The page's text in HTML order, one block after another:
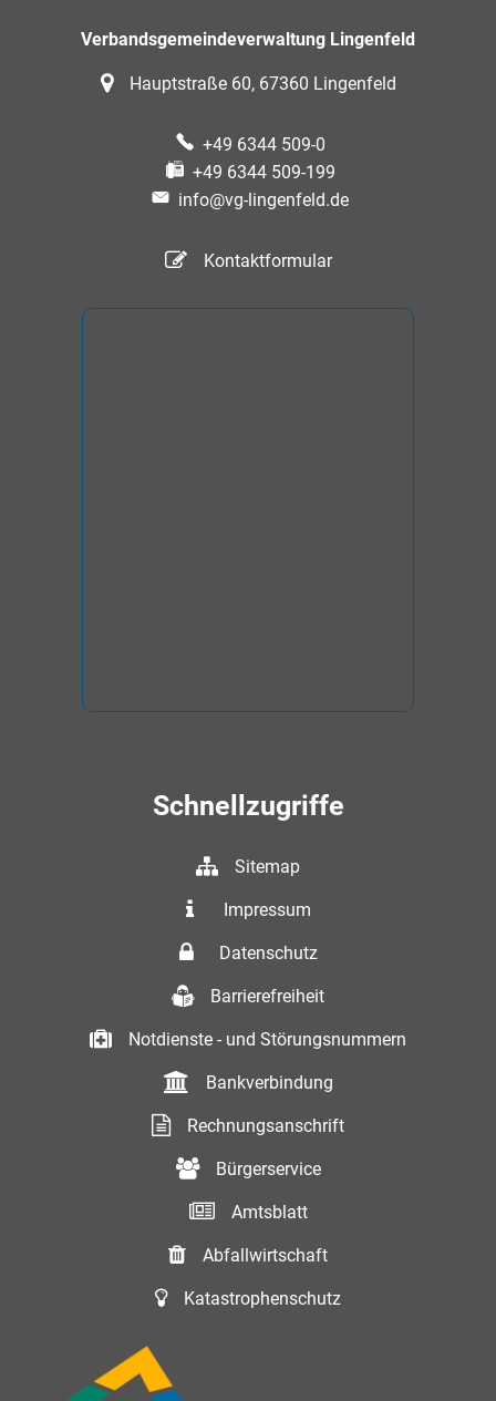
Verbandsgemeindeverwaltung Lingenfeld
Hauptstraße 60, 67360 Lingenfeld
+49 6344 509-0
+49 6344 509-199
info@vg-lingenfeld.de
Kontaktformular
Schnellzugriffe
Sitemap
Impressum
Datenschutz
Barrierefreiheit
Notdienste - und Störungsnummern
Bankverbindung
Rechnungsanschrift
Bürgerservice
Amtsblatt
Abfallwirtschaft
Katastrophenschutz